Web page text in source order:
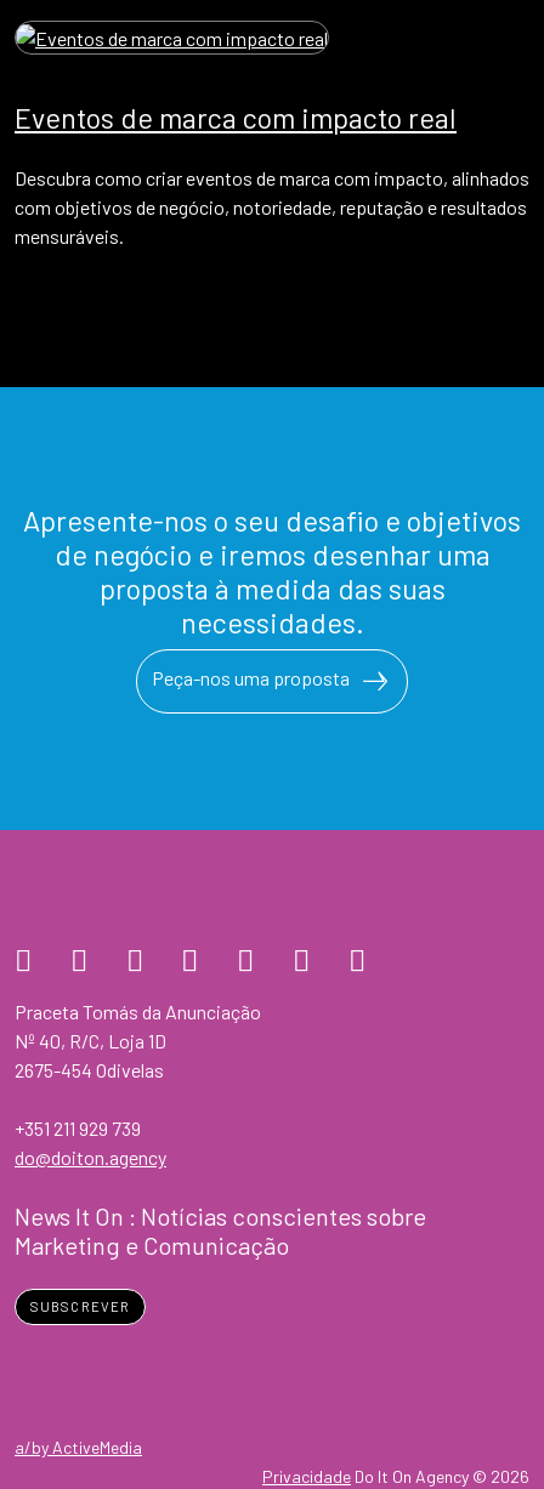
Eventos de marca com impacto real
Descubra como criar eventos de marca com impacto, alinhados
com objetivos de negócio, notoriedade, reputação e resultados
mensuráveis.
Apresente-nos o seu desafio e objetivos
de negócio e iremos desenhar uma
proposta à medida das suas
necessidades.
Peça-nos uma proposta
Praceta Tomás da Anunciação
Nº 40, R/C, Loja 1D
2675-454 Odivelas
+351 211 929 739
do@doiton.agency
News It On : Notícias conscientes sobre
Marketing e Comunicação
SUBSCREVER
a/by ActiveMedia
Privacidade Do It On Agency © 2026